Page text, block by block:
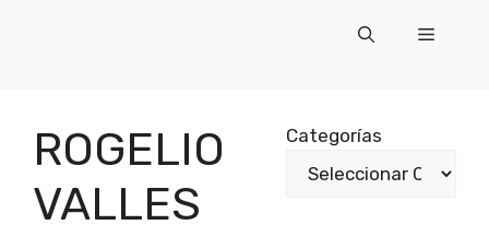
Menú
ROGELIO
VALLES
Categorías